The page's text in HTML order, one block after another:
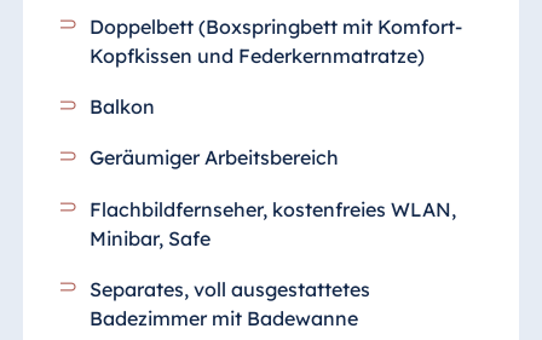
Doppelbett (Boxspringbett mit Komfort-
Kopfkissen und Federkernmatratze)
Balkon
Geräumiger Arbeitsbereich
Flachbildfernseher, kostenfreies WLAN,
Minibar, Safe
Separates, voll ausgestattetes
Badezimmermit Badewanne